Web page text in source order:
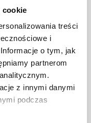
cookie
treści
i
o tym, jak
partnerom
z innymi danymi
podczas
projektami)
zrealizowanie
założeń.
skład